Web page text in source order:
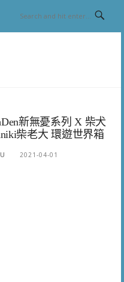
新無憂系列 X 柴犬
柴老大 環遊世界箱
2021-04-01